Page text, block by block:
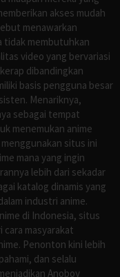
akses mudah
menawarkan
tidak membutuhkan
video yang bervariasi
dibandingkan
basis pengguna besar
Menariknya,
sebagai tempat
menemukan anime
situs ini
mana yang ingin
lebih dari sekadar
katalog dinamis yang
industri anime.
di Indonesia, situs
masyarakat
Penonton kini lebih
dan selalu
Anoboy